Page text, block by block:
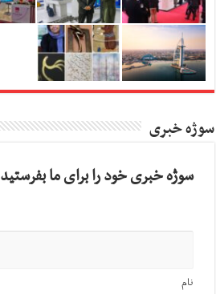
سوژه خبری
سوژه خبری خود را برای ما بفرستید
نام